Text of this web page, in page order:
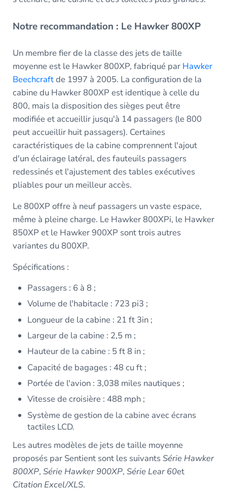
Notre recommandation : Le Hawker 800XP
Un membre fier de la classe des jets de taille
moyenne est le Hawker 800XP, fabriqué par Hawker
Beechcraftde 1997 à 2005. La configuration de la
cabine du Hawker 800XP est identique à celle du
800, mais la disposition des sièges peut être
modifiée et accueillir jusqu'à 14 passagers (le 800
peut accueillir huit passagers). Certaines
caractéristiques de la cabine comprennent l'ajout
d'un éclairage latéral, des fauteuils passagers
redessinés et l'ajustement des tables exécutives
pliables pour un meilleur accès.
Le 800XP offre à neuf passagers un vaste espace,
même à pleine charge. Le Hawker 800XPi, le Hawker
850XP et le Hawker 900XP sont trois autres
variantes du 800XP.
Spécifications :
Passagers : 6 à 8 ;
Volume de l'habitacle : 723 pi3 ;
Longueur de la cabine : 21 ft 3in ;
Largeur de la cabine : 2,5 m ;
Hauteur de la cabine : 5 ft 8 in ;
Capacité de bagages : 48 cu ft ;
Portée de l'avion : 3,038 miles nautiques ;
Vitesse de croisière : 488 mph ;
Système de gestion de la cabine avec écrans
tactiles LCD.
Les autres modèles de jets de taille moyenne
proposés par Sentient sont les suivantsSérie Hawker
800XP, Série Hawker 900XP, Série Lear 60et
Citation Excel/XLS.